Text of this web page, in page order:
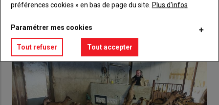
préférences cookies » en bas de page du site. Plus d'infos
Paramétrer mes cookies
Tout refuser Tout accepter